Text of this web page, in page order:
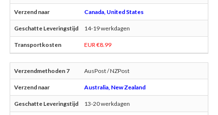
Canada, United States
14-19 werkdagen
EUR €8.99
AusPost / NZPost
Australia, New Zealand
13-20 werkdagen